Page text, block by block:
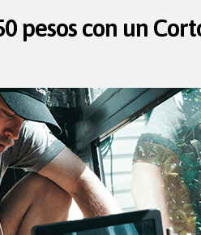
pesos con un